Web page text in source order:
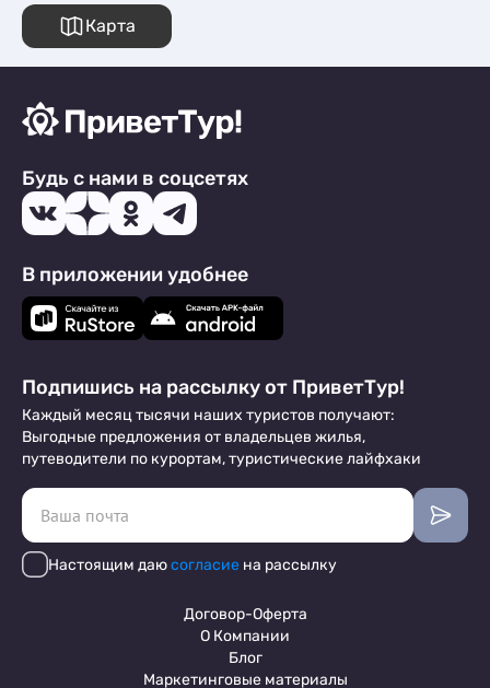
Карта
Будь с нами в соцсетях
В приложении удобнее
Подпишись на рассылку от ПриветТур!
Каждый месяц тысячи наших туристов получают:
Выгодные предложения от владельцев жилья,
путеводители по курортам, туристические лайфхаки
Настоящим даюсогласие на рассылку
Договор-Оферта
О Компании
Блог
Маркетинговые материалы